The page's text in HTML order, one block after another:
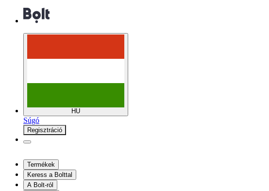
HU
Súgó
Regisztráció
Termékek
Keress a Bolttal
A Bolt-ról